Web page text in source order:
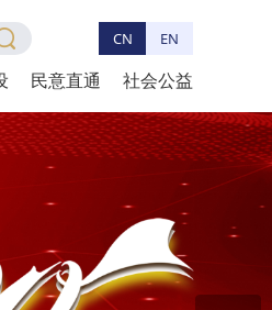
CN EN
民意直通 社会公益